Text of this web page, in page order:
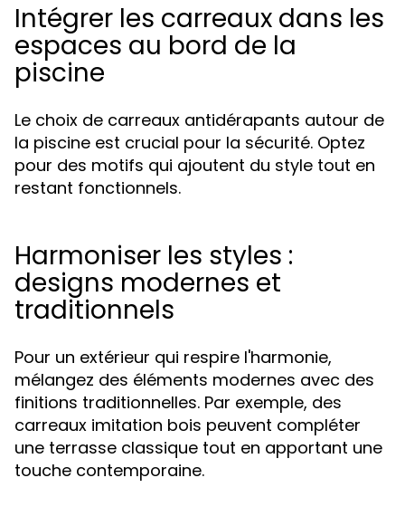
Intégrer les carreaux dans les
espaces au bord de la
piscine
Le choix de carreaux antidérapants autour de
la piscine est crucial pour la sécurité. Optez
pour des motifs qui ajoutent du style tout en
restant fonctionnels.
Harmoniser les styles :
designs modernes et
traditionnels
Pour un extérieur qui respire l'harmonie,
mélangez des éléments modernes avec des
finitions traditionnelles. Par exemple, des
carreaux imitation bois peuvent compléter
une terrasse classique tout en apportant une
touche contemporaine.